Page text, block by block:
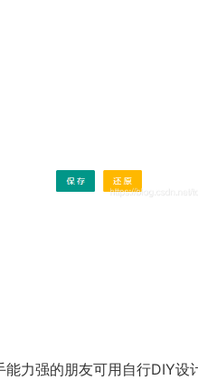
力强的朋友可用自行DIY设